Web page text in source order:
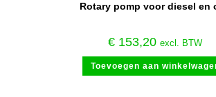
Rotary pomp voor diesel en
€ 153,20 excl. BTW
Toevoegen aan